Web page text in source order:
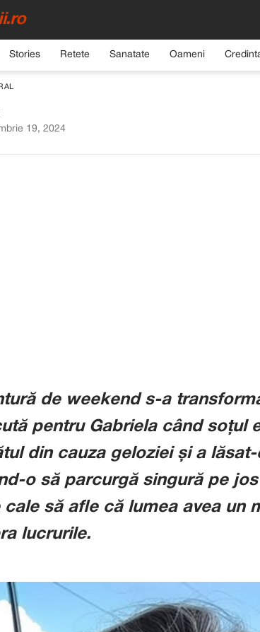
Stories Retete Sanatate Oameni
MEU M-A DAT
19, 2024
de weekend s-a
pentru Gabriela când soțul
din cauza geloziei și a
o să parcurgă singură pe
cale să afle că lumea avea un
lucrurile.